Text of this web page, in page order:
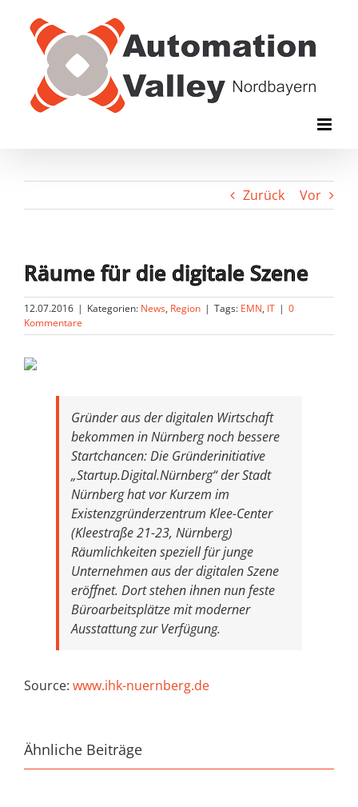
Inhalt
springen
Zurück Vor
Räume für die digitale Szene
12.07.2016 | Kategorien: News, Region | Tags: EMN, IT | 0
Kommentare
Gründer aus der digitalen Wirtschaft
bekommen in Nürnberg noch bessere
Startchancen: Die Gründerinitiative
„Startup.Digital.Nürnberg“ der Stadt
Nürnberg hat vor Kurzem im
Existenzgründerzentrum Klee-Center
(Kleestraße 21-23, Nürnberg)
Räumlichkeiten speziell für junge
Unternehmen aus der digitalen Szene
eröffnet. Dort stehen ihnen nun feste
Büroarbeitsplätze mit moderner
Ausstattung zur Verfügung.
Source: www.ihk-nuernberg.de
Ähnliche Beiträge